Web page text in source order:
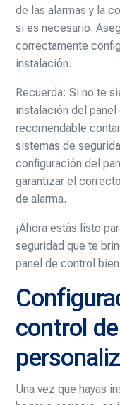
de las alarmas y la
si es necesario.
correctamente
instalación.
Recuerda: Si no te
instalación del
recomendable
sistemas de
configuración del
garantizar el
de alarma.
¡Ahora estás listo
seguridad que te
panel de control
control
Una vez que hayas